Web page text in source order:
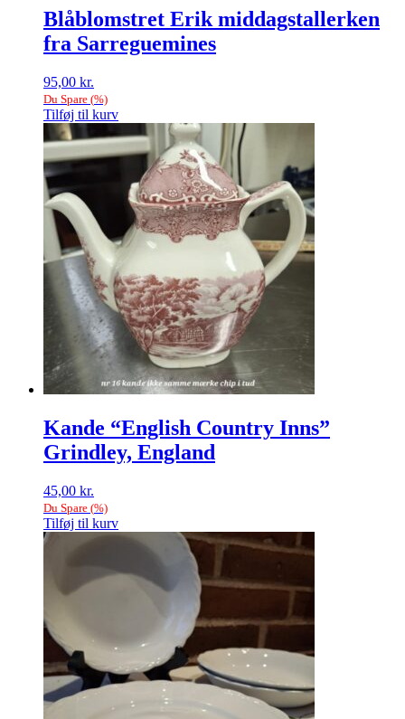
Blåblomstret Erik middagstallerken
fra Sarreguemines
95,00 kr.
Du Spare (%)
Tilføj til kurv
Kande “English Country Inns”
Grindley, England
45,00 kr.
Du Spare (%)
Tilføj til kurv